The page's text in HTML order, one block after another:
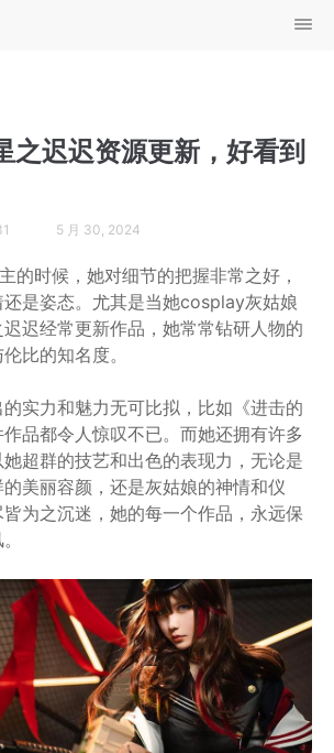
之迟迟资源更新，好看到
5 月 30, 2024
的时候，她对细节的把握非常之好，
是姿态。尤其是当她cosplay灰姑娘
迟经常更新作品，她常常钻研人物的
比的知名度。
实力和魅力无可比拟，比如《进击的
品都令人惊叹不已。而她还拥有许多
超群的技艺和出色的表现力，无论是
美丽容颜，还是灰姑娘的神情和仪
为之沉迷，她的每一个作品，永远保